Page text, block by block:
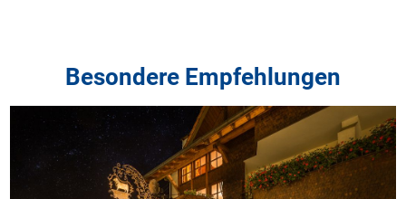
Besondere Empfehlungen